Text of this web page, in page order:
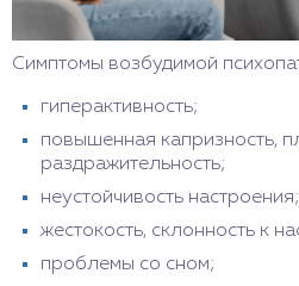
Симптомы возбудимой
гиперактивность;
повышенная капризность,
раздражительность;
неустойчивость настроения;
жестокость, склонность к
проблемы со сном;